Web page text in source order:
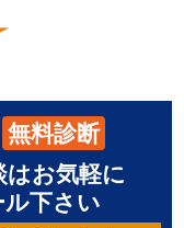
無料診断
お気軽に
ル下さい